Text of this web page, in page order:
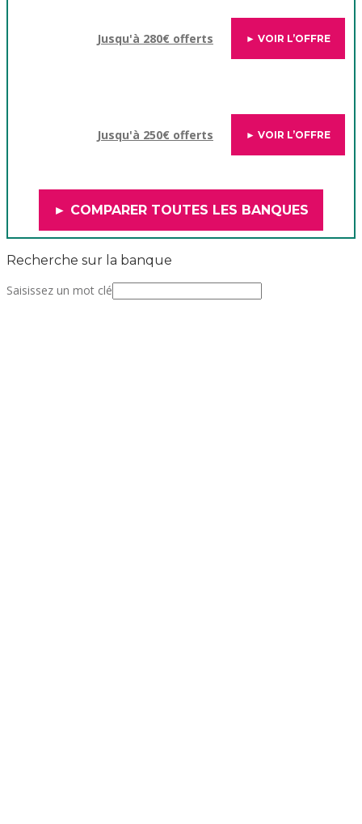
Jusqu'à 280€ offerts ► VOIR L’OFFRE
Jusqu'à 250€ offerts ► VOIR L’OFFRE
► COMPARER TOUTES LES BANQUES
Recherche sur la banque
Saisissez un mot clé